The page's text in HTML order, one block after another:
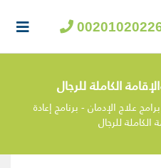
الكاملة للرجال
برامج علاج الإدمان-برنامج إعادة
الكاملة للرجال